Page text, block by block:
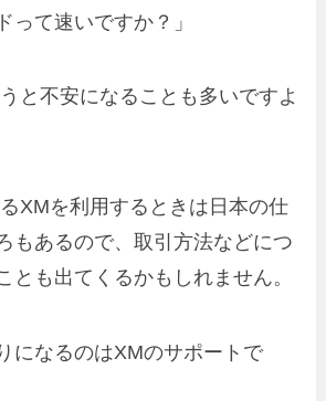
って速いですか？」
と不安になることも多いですよ
XMを利用するときは日本の仕
もあるので、取引方法などにつ
とも出てくるかもしれません。
になるのはXMのサポートで